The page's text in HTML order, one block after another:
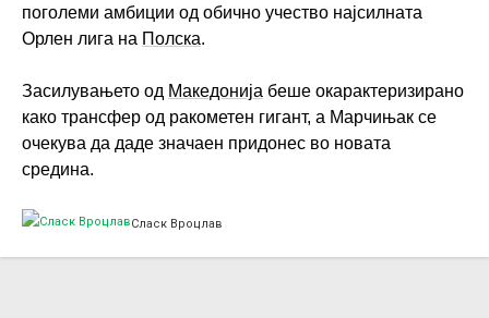
поголеми амбиции од обично учество најсилната
Орлен лига на Полска.
Засилувањето од Македонија беше окарактеризирано
како трансфер од ракометен гигант, а Марчињак се
очекува да даде значаен придонес во новата
средина.
Сласк Вроцлав